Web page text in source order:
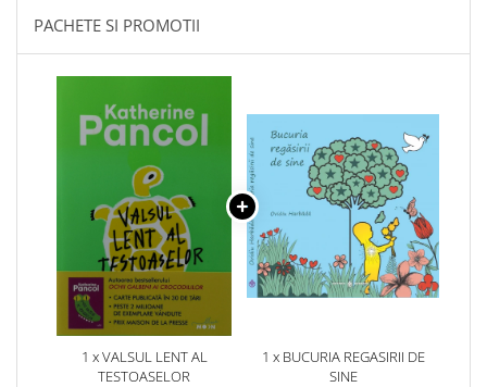
PACHETE SI PROMOTII
1 x VALSUL LENT AL
TESTOASELOR
1 x BUCURIA REGASIRII DE
SINE